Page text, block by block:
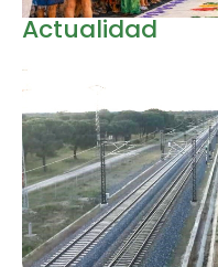
Actualidad